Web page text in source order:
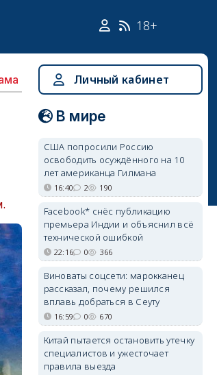
18+
Личный кабинет
В мире
США попросили Россию
освободить осуждённого на 10
лет американца Гилмана
16:40 2 190
Facebook* снёс публикацию
премьера Индии и объяснил всё
технической ошибкой
22:16 0 366
Виноваты соцсети: марокканец
рассказал, почему решился
вплавь добраться в Сеуту
16:59 0 670
Китай пытается остановить утечку
специалистов и ужесточает
правила выезда